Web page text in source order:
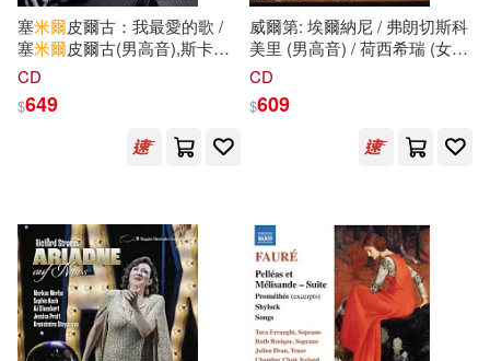
設計文具(1) 休閒生活(4)
婦幼生活(1) 鞋包配件(5)
泰戈爾(10) （印）泰戈爾(10)
Rabindranath Tagore(2)
吳玫(2) 安有錫(2)
出版社 (可複選)
Warner Classics(16)
塞米爾皮爾古：我最愛的歌 /
塞米爾皮爾古(男高音),斯卡普
奇(指揮)佛羅倫斯
/ Saimir
Pirgu(tenor),Scappucci(conductor)Orchestra
del Maggio Musicale
CD
$649
威爾第: 埃爾納尼 / 弗朗切斯科
美里 (男高音) / 荷西希瑞 (女高
音) / 弗龍塔利 (男中音) / 詹姆
樂節合唱團 (2CD)(Verdi:
Ernani / Francesco Meli
(tenor), María José Siri
(conductor) / Coro del Maggio
Musicale Fiorentino (2CD))
CD
$609